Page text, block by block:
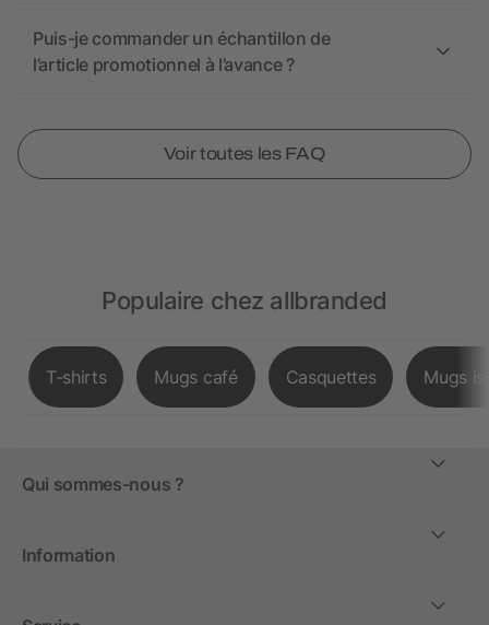
Puis-je commander un échantillon de
l’article promotionnel à l’avance ?
Voir toutes les FAQ
Populaire chez allbranded
T-shirts Mugs café Casquettes Mugs
Qui sommes-nous ?
Information